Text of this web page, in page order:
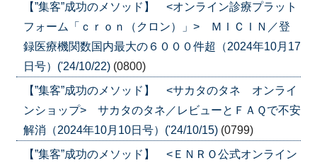
【”集客”成功のメソッド】 <オンライン診療プラット
フォーム「ｃｒｏｎ（クロン）」> ＭＩＣＩＮ／登
録医療機関数国内最大の６０００件超（2024年10月17
日号）('24/10/22) (0800)
【”集客”成功のメソッド】 <サカタのタネ オンライ
ンショップ> サカタのタネ／レビューとＦＡＱで不安
解消（2024年10月10日号）('24/10/15) (0799)
【”集客”成功のメソッド】 <ＥＮＲＯ公式オンライン